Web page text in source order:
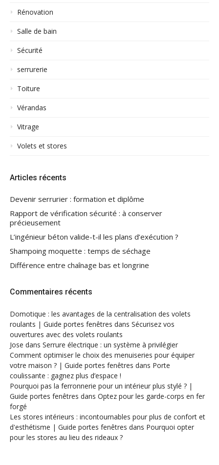
Rénovation
Salle de bain
Sécurité
serrurerie
Toiture
Vérandas
Vitrage
Volets et stores
Articles récents
Devenir serrurier : formation et diplôme
Rapport de vérification sécurité : à conserver
précieusement
L’ingénieur béton valide-t-il les plans d’exécution ?
Shampoing moquette : temps de séchage
Différence entre chaînage bas et longrine
Commentaires récents
Domotique : les avantages de la centralisation des volets
roulants | Guide portes fenêtres dans Sécurisez vos
ouvertures avec des volets roulants
Jose dans Serrure électrique : un système à privilégier
Comment optimiser le choix des menuiseries pour équiper
votre maison ? | Guide portes fenêtres dans Porte
coulissante : gagnez plus d’espace !
Pourquoi pas la ferronnerie pour un intérieur plus stylé ? |
Guide portes fenêtres dans Optez pour les garde-corps en fer
forgé
Les stores intérieurs : incontournables pour plus de confort et
d'esthétisme | Guide portes fenêtres dans Pourquoi opter
pour les stores au lieu des rideaux ?